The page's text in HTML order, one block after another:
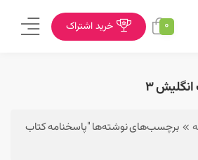
0 خرید اشتراک
۳
برچسب‌های نوشته‌ها "پاسخنامه کتاب